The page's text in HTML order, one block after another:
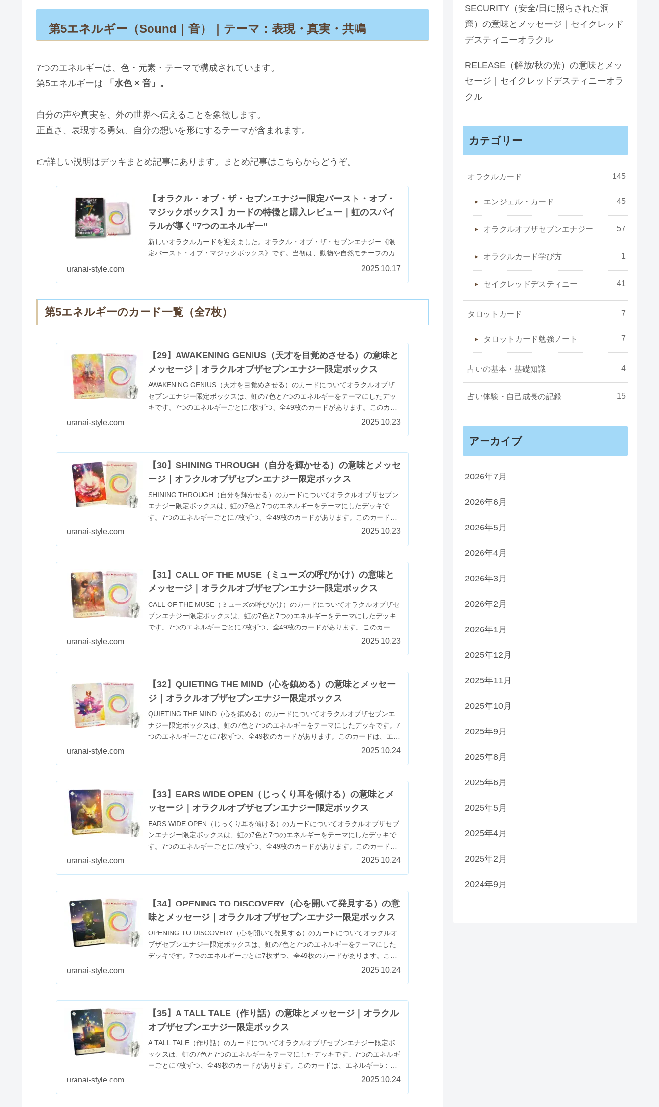
第5エネルギー（Sound｜音）｜テーマ：表現・真実・共鳴
7つのエネルギーは、色・元素・テーマで構成されています。
第5エネルギーは
「水色 × 音」。
自分の声や真実を、外の世界へ伝えることを象徴します。
正直さ、表現する勇気、自分の想いを形にするテーマが含まれます。
👉詳しい説明はデッキまとめ記事にあります。まとめ記事はこちらからどうぞ。
【オラクル・オブ・ザ・セブンエナジー限定バースト・オブ・
マジックボックス】カードの特徴と購入レビュー｜虹のスパイ
ラルが導く“7つのエネルギー”
新しいオラクルカードを迎えました。オラクル・オブ・ザ・セブンエナジー《限
定バースト・オブ・マジックボックス》です。当初は、動物や自然モチーフのカ
ードを探していました。けれど最終的に選んだのは、この“虹のスパイラル”が印象
uranai-style.com 2025.10.17
第5エネルギーのカード一覧（全7枚）
【29】AWAKENING GENIUS（天才を目覚めさせる）の意味と
メッセージ｜オラクルオブザセブンエナジー限定ボックス
AWAKENING GENIUS（天才を目覚めさせる）のカードについてオラクルオブザ
セブンエナジー限定ボックスは、虹の7色と7つのエネルギーをテーマにしたデッ
キです。7つのエネルギーごとに7枚ずつ、全49枚のカードがあります。このカー
uranai-style.com 2025.10.23
【30】SHINING THROUGH（自分を輝かせる）の意味とメッセ
ージ｜オラクルオブザセブンエナジー限定ボックス
SHINING THROUGH（自分を輝かせる）のカードについてオラクルオブザセブン
エナジー限定ボックスは、虹の7色と7つのエネルギーをテーマにしたデッキで
す。7つのエネルギーごとに7枚ずつ、全49枚のカードがあります。このカード
uranai-style.com 2025.10.23
【31】CALL OF THE MUSE（ミューズの呼びかけ）の意味と
メッセージ｜オラクルオブザセブンエナジー限定ボックス
CALL OF THE MUSE（ミューズの呼びかけ）のカードについてオラクルオブザセ
ブンエナジー限定ボックスは、虹の7色と7つのエネルギーをテーマにしたデッキ
です。7つのエネルギーごとに7枚ずつ、全49枚のカードがあります。このカード
uranai-style.com 2025.10.23
【32】QUIETING THE MIND（心を鎮める）の意味とメッセー
ジ｜オラクルオブザセブンエナジー限定ボックス
QUIETING THE MIND（心を鎮める）のカードについてオラクルオブザセブンエ
ナジー限定ボックスは、虹の7色と7つのエネルギーをテーマにしたデッキです。7
つのエネルギーごとに7枚ずつ、全49枚のカードがあります。このカードは、エネ
uranai-style.com 2025.10.24
【33】EARS WIDE OPEN（じっくり耳を傾ける）の意味とメ
ッセージ｜オラクルオブザセブンエナジー限定ボックス
EARS WIDE OPEN（じっくり耳を傾ける）のカードについてオラクルオブザセブ
ンエナジー限定ボックスは、虹の7色と7つのエネルギーをテーマにしたデッキで
す。7つのエネルギーごとに7枚ずつ、全49枚のカードがあります。このカード
uranai-style.com 2025.10.24
【34】OPENING TO DISCOVERY（心を開いて発見する）の意
味とメッセージ｜オラクルオブザセブンエナジー限定ボックス
OPENING TO DISCOVERY（心を開いて発見する）のカードについてオラクルオ
ブザセブンエナジー限定ボックスは、虹の7色と7つのエネルギーをテーマにした
デッキです。7つのエネルギーごとに7枚ずつ、全49枚のカードがあります。この
uranai-style.com 2025.10.24
【35】A TALL TALE（作り話）の意味とメッセージ｜オラクル
オブザセブンエナジー限定ボックス
A TALL TALE（作り話）のカードについてオラクルオブザセブンエナジー限定ボ
ックスは、虹の7色と7つのエネルギーをテーマにしたデッキです。7つのエネルギ
ーごとに7枚ずつ、全49枚のカードがあります。このカードは、エネルギー5：
uranai-style.com 2025.10.24
SECURITY（安全/日に照らされた洞
窟）の意味とメッセージ｜セイクレッド
デスティニーオラクル
RELEASE（解放/秋の光）の意味とメッ
セージ｜セイクレッドデスティニーオラ
クル
カテゴリー
オラクルカード 145
エンジェル・カード 45
オラクルオブザセブンエナジー 57
オラクルカード学び方 1
セイクレッドデスティニー 41
タロットカード 7
タロットカード勉強ノート 7
占いの基本・基礎知識 4
占い体験・自己成長の記録 15
アーカイブ
2026年7月
2026年6月
2026年5月
2026年4月
2026年3月
2026年2月
2026年1月
2025年12月
2025年11月
2025年10月
2025年9月
2025年8月
2025年6月
2025年5月
2025年4月
2025年2月
2024年9月